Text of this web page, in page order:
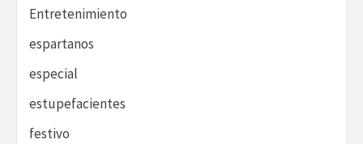
Entretenimiento
espartanos
especial
estupefacientes
festivo